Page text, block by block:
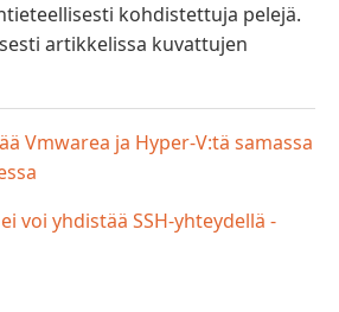
kohdistettuja pelejä.
artikkelissa kuvattujen
Vmwarea ja Hyper-V:tä samassa
voi yhdistää SSH-yhteydellä -